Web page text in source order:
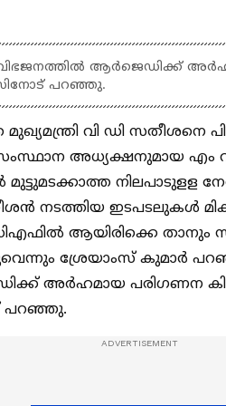
ആര്‍ജെഡിക്ക്
പറഞ്ഞു.
മുഖ്യമന്ത്രി വി ഡി
അധ്യക്ഷനുമായ എം
മുട്ടുമടക്കാത്ത നിലപാടുളള
നടത്തിയ ഇടപടലുകള്‍
ആയിരിക്കെ
ശ്രേയാംസ് കുമാർ
അര്‍ഹമായ പരിഗണന
പറഞ്ഞു.